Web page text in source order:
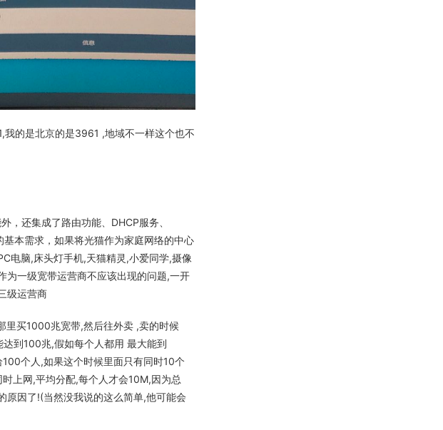
的是北京的是3961 ,地域不一样这个也不
，还集成了路由功能、DHCP服务、
本需求，如果将光猫作为家庭网络的中心
电脑,床头灯手机,天猫精灵,小爱同学,摄像
为一级宽带运营商不应该出现的问题,一开
级运营商
里买1000兆宽带,然后往外卖 ,卖的时候
到100兆,假如每个人都用 最大能到
个人,如果这个时候里面只有同时10个
上网,平均分配,每个人才会10M,因为总
原因了!(当然没我说的这么简单,他可能会